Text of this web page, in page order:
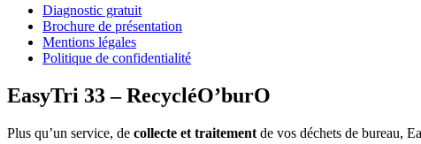
Diagnostic gratuit
Brochure de présentation
Mentions légales
Politique de confidentialité
EasyTri 33 – RecycléO’burO
Plus qu’un service, de collecte et traitement de vos déchets de bureau,